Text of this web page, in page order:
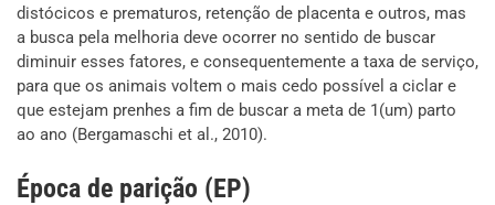
distócicos e prematuros, retenção de placenta e outros, mas
a busca pela melhoria deve ocorrer no sentido de buscar
diminuir esses fatores, e consequentemente a taxa de serviço,
para que os animais voltem o mais cedo possível a ciclar e
que estejam prenhes a fim de buscar a meta de 1(um) parto
ao ano (Bergamaschi et al., 2010).
Época de parição (EP)